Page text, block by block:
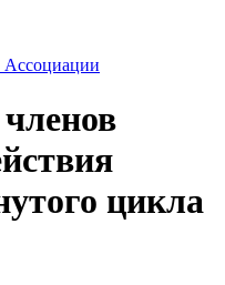
Ассоциации
цикла